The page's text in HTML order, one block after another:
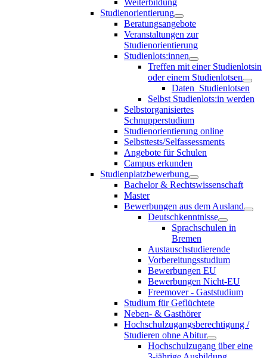
Studienorientierung
Beratungsangebote
Veranstaltungen zur
Studienorientierung
Studienlots:innen
Treffen mit einer Studienlotsin
oder einem Studienlotsen
Daten_Studienlotsen
Selbst Studienlots:in werden
Selbstorganisiertes
Schnupperstudium
Studienorientierung online
Selbsttests/Selfassessments
Angebote für Schulen
Campus erkunden
Studienplatzbewerbung
Bachelor & Rechtswissenschaft
Master
Bewerbungen aus dem Ausland
Deutschkenntnisse
Sprachschulen in
Bremen
Austauschstudierende
Vorbereitungsstudium
Bewerbungen EU
Bewerbungen Nicht-EU
Freemover - Gaststudium
Studium für Geflüchtete
Neben- & Gasthörer
Hochschulzugangsberechtigung /
Studieren ohne Abitur
Hochschulzugang über eine